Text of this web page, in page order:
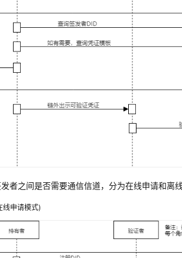
者之间是否需要通信信道，分为在线申请和离
线申请模式)